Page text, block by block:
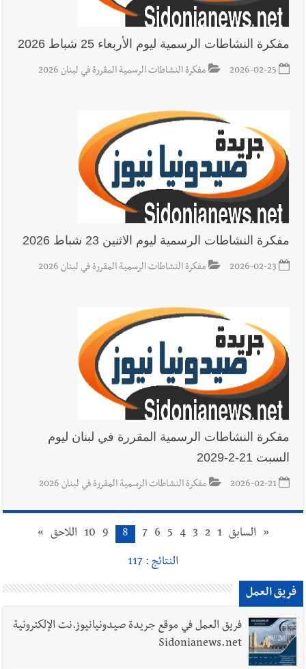
مفكرة النشاطات الرسمية ليوم الأربعاء 25 شباط 2026
2026-02-25 مفكرة النشاطات الرسمية المقررة في لبنان 2026
مفكرة النشاطات الرسمية ليوم الاثنين 23 شباط 2026
2026-02-23 مفكرة النشاطات الرسمية المقررة في لبنان 2026
مفكرة النشاطات الرسمية المقررة في لبنان ليوم
السبت 21-2-2029
2026-02-21 مفكرة النشاطات الرسمية المقررة في لبنان 2026
« السابق 1
2
3
4
5
6
7
8
9
10 اللاحق »
النتائج : 117
فريق العمل
فريق العمل في موقع جريدة صيدونيانيوز.نت الإلكترونية
Sidonianews.net